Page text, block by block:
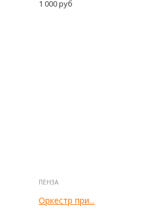
1 000руб
ПЕНЗА
Оркестр при...